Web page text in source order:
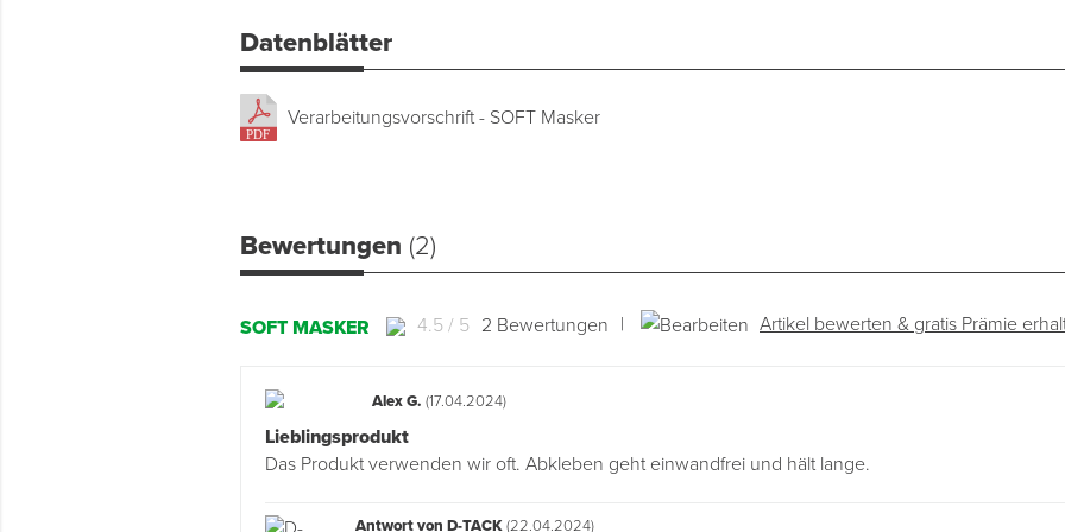
Datenblätter
Verarbeitungsvorschrift - SOFT Masker
Bewertungen (2)
SOFT MASKER 4.5 / 5 2 Bewertungen | Artikel bewerten & gratis Prämie
Alex G. (17.04.2024)
Lieblingsprodukt
Das Produkt verwenden wir oft. Abkleben geht einwandfrei und hält lange.
Antwort von D-TACK(22.04.2024)